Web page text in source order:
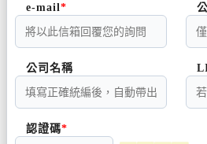
e-mail
公司名稱
認證碼